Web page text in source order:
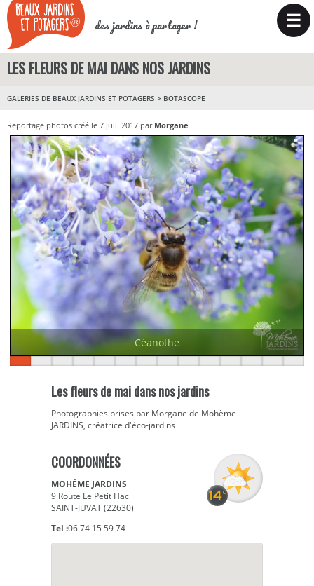
des jardins à partager ! ☰
LES FLEURS DE MAI DANS NOS JARDINS
GALERIES DE BEAUX JARDINS ET POTAGERS > BOTASCOPE
Reportage photos créé le 7 juil. 2017 par Morgane
Céanothe
Les fleurs de mai dans nos jardins
Photographies prises par Morgane de Mohème
JARDINS, créatrice d'éco-jardins
COORDONNÉES
MOHÈME JARDINS
9 Route Le Petit Hac
SAINT-JUVAT (22630)
Tel :06 74 15 59 74